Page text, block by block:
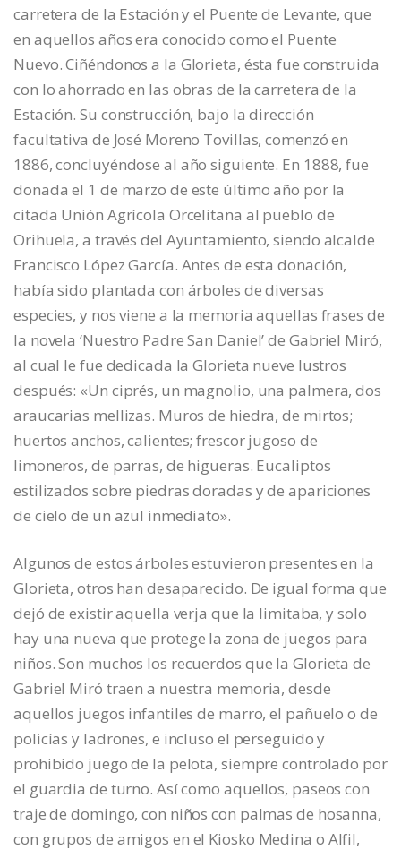
carretera de la Estación y el Puente de Levante, que
en aquellos años era conocido como el Puente
Nuevo. Ciñéndonos a la Glorieta, ésta fue construida
con lo ahorrado en las obras de la carretera de la
Estación. Su construcción, bajo la dirección
facultativa de José Moreno Tovillas, comenzó en
1886, concluyéndose al año siguiente. En 1888, fue
donada el 1 de marzo de este último año por la
citada Unión Agrícola Orcelitana al pueblo de
Orihuela, a través del Ayuntamiento, siendo alcalde
Francisco López García. Antes de esta donación,
había sido plantada con árboles de diversas
especies, y nos viene a la memoria aquellas frases de
la novela ‘Nuestro Padre San Daniel’ de Gabriel Miró,
al cual le fue dedicada la Glorieta nueve lustros
después: «Un ciprés, un magnolio, una palmera, dos
araucarias mellizas. Muros de hiedra, de mirtos;
huertos anchos, calientes; frescor jugoso de
limoneros, de parras, de higueras. Eucaliptos
estilizados sobre piedras doradas y de apariciones
de cielo de un azul inmediato».
Algunos de estos árboles estuvieron presentes en la
Glorieta, otros han desaparecido. De igual forma que
dejó de existir aquella verja que la limitaba, y solo
hay una nueva que protege la zona de juegos para
niños. Son muchos los recuerdos que la Glorieta de
Gabriel Miró traen a nuestra memoria, desde
aquellos juegos infantiles de marro, el pañuelo o de
policías y ladrones, e incluso el perseguido y
prohibido juego de la pelota, siempre controlado por
el guardia de turno. Así como aquellos, paseos con
traje de domingo, con niños con palmas de hosanna,
con grupos de amigos en el Kiosko Medina o Alfil,